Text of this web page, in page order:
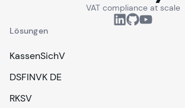
VAT compliance at scale
Lösungen
KassenSichV
DSFINVK DE
RKSV